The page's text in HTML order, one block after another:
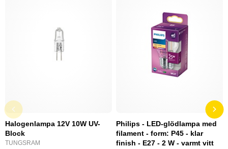
Halogenlampa 12V 10W UV-
Block
TUNGSRAM
Philips - LED-glödlampa med
filament - form: P45 - klar
finish - E27 - 2 W - varmt vitt